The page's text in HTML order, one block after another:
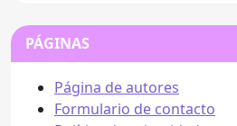
PÁGINAS
Página de autores
Formulario de contacto